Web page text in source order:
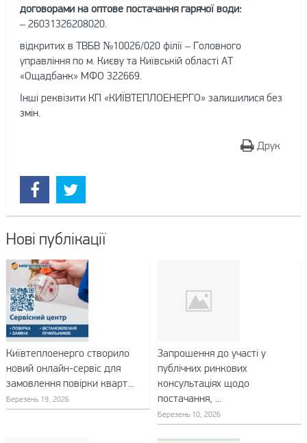
договорами на оптове постачання гарячої води:
– 26031326208020.
відкритих в ТВБВ №10026/020 філії – Головного
управління по м. Києву та Київській області АТ
«Ощадбанк» МФО 322669.
Інші реквізити КП «КИЇВТЕПЛОЕНЕРГО» залишилися без
змін.
Друк
Нові публікації
Київтеплоенерго створило
новий онлайн-сервіс для
замовлення повірки кварт...
Березень 19, 2026
Запрошення до участі у
публічних ринкових
консультаціях щодо
постачання, ...
Березень 10, 2026